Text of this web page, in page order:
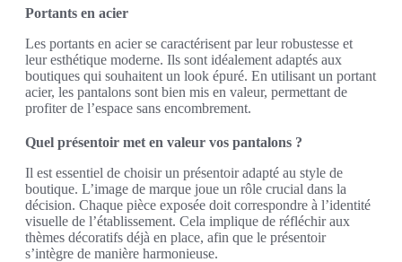
Portants en acier
Les portants en acier se caractérisent par leur robustesse et
leur esthétique moderne. Ils sont idéalement adaptés aux
boutiques qui souhaitent un look épuré. En utilisant un portant
acier, les pantalons sont bien mis en valeur, permettant de
profiter de l’espace sans encombrement.
Quel présentoir met en valeur vos pantalons ?
Il est essentiel de choisir un présentoir adapté au style de
boutique. L’image de marque joue un rôle crucial dans la
décision. Chaque pièce exposée doit correspondre à l’identité
visuelle de l’établissement. Cela implique de réfléchir aux
thèmes décoratifs déjà en place, afin que le présentoir
s’intègre de manière harmonieuse.